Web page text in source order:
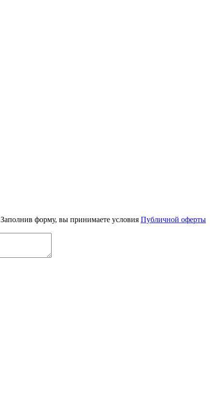
Заполнив форму, вы принимаете условия Публичной оферты